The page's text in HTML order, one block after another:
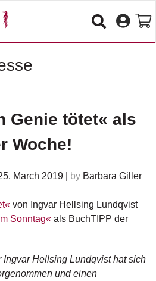
Genie tötet« als
Woche!
March 2019 by Barbara Giller
von Ingvar Hellsing Lundqvist
Sonntag« als BuchTIPP der
Hellsing Lundqvist hat sich
und einen